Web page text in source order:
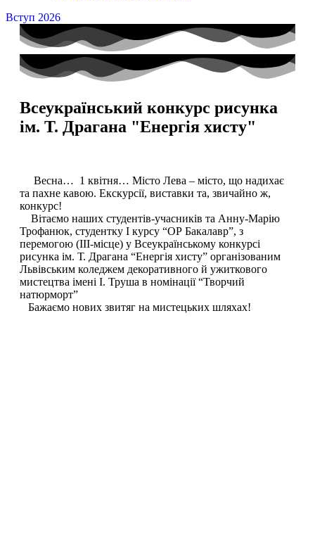
Вступ 2026
Всеукраїнський конкурс рисунка
ім. Т. Драгана "Енергія хисту"
Весна… 1 квітня… Місто Лева – місто, що надихає
та пахне кавою. Екскурсії, виставки та, звичайно ж,
конкурс!
Вітаємо наших студентів-учасників та Анну-Марію
Трофанюк, студентку І курсу “ОР Бакалавр”, з
перемогою (ІІІ-місце) у Всеукраїнському конкурсі
рисунка ім. Т. Драгана “Енергія хисту” організованим
Львівським коледжем декоративного й ужиткового
мистецтва імені І. Труша в номінації “Творчий
натюрморт”
Бажаємо нових звитяг на мистецьких шляхах!